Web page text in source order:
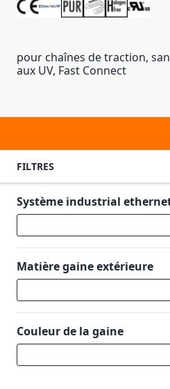
pour chaînes de traction,
aux UV, Fast Connect
FILTRES
Système industrial
Matière gaine extérieure
Couleur de la gaine